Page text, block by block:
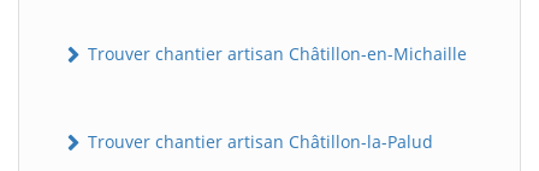
Trouver chantier artisan Châtillon-en-Michaille
Trouver chantier artisan Châtillon-la-Palud